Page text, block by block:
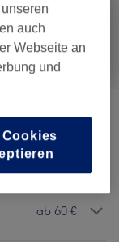
Massage
ab 12 €
ab 10 €
ab 60 €
auch
Webseite an
und